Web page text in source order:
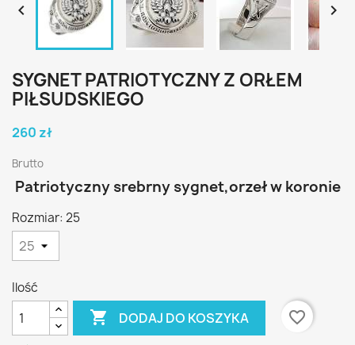
 
SYGNET PATRIOTYCZNY Z ORŁEM
PIŁSUDSKIEGO
260 zł
Brutto
Patriotyczny srebrny sygnet,orzeł w koronie
Rozmiar: 25
Ilość
 DODAJ DO KOSZYKA
favorite_border